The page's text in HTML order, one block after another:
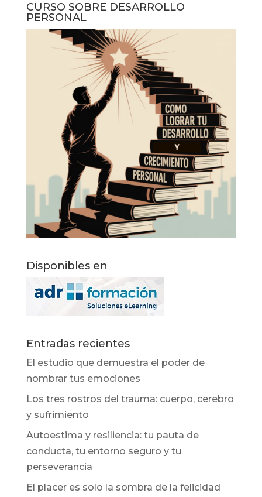
CURSO SOBRE DESARROLLO
PERSONAL
Disponibles en
Entradas recientes
El estudio que demuestra el poder de
nombrar tus emociones
Los tres rostros del trauma: cuerpo, cerebro
y sufrimiento
Autoestima y resiliencia: tu pauta de
conducta, tu entorno seguro y tu
perseverancia
El placer es solo la sombra de la felicidad